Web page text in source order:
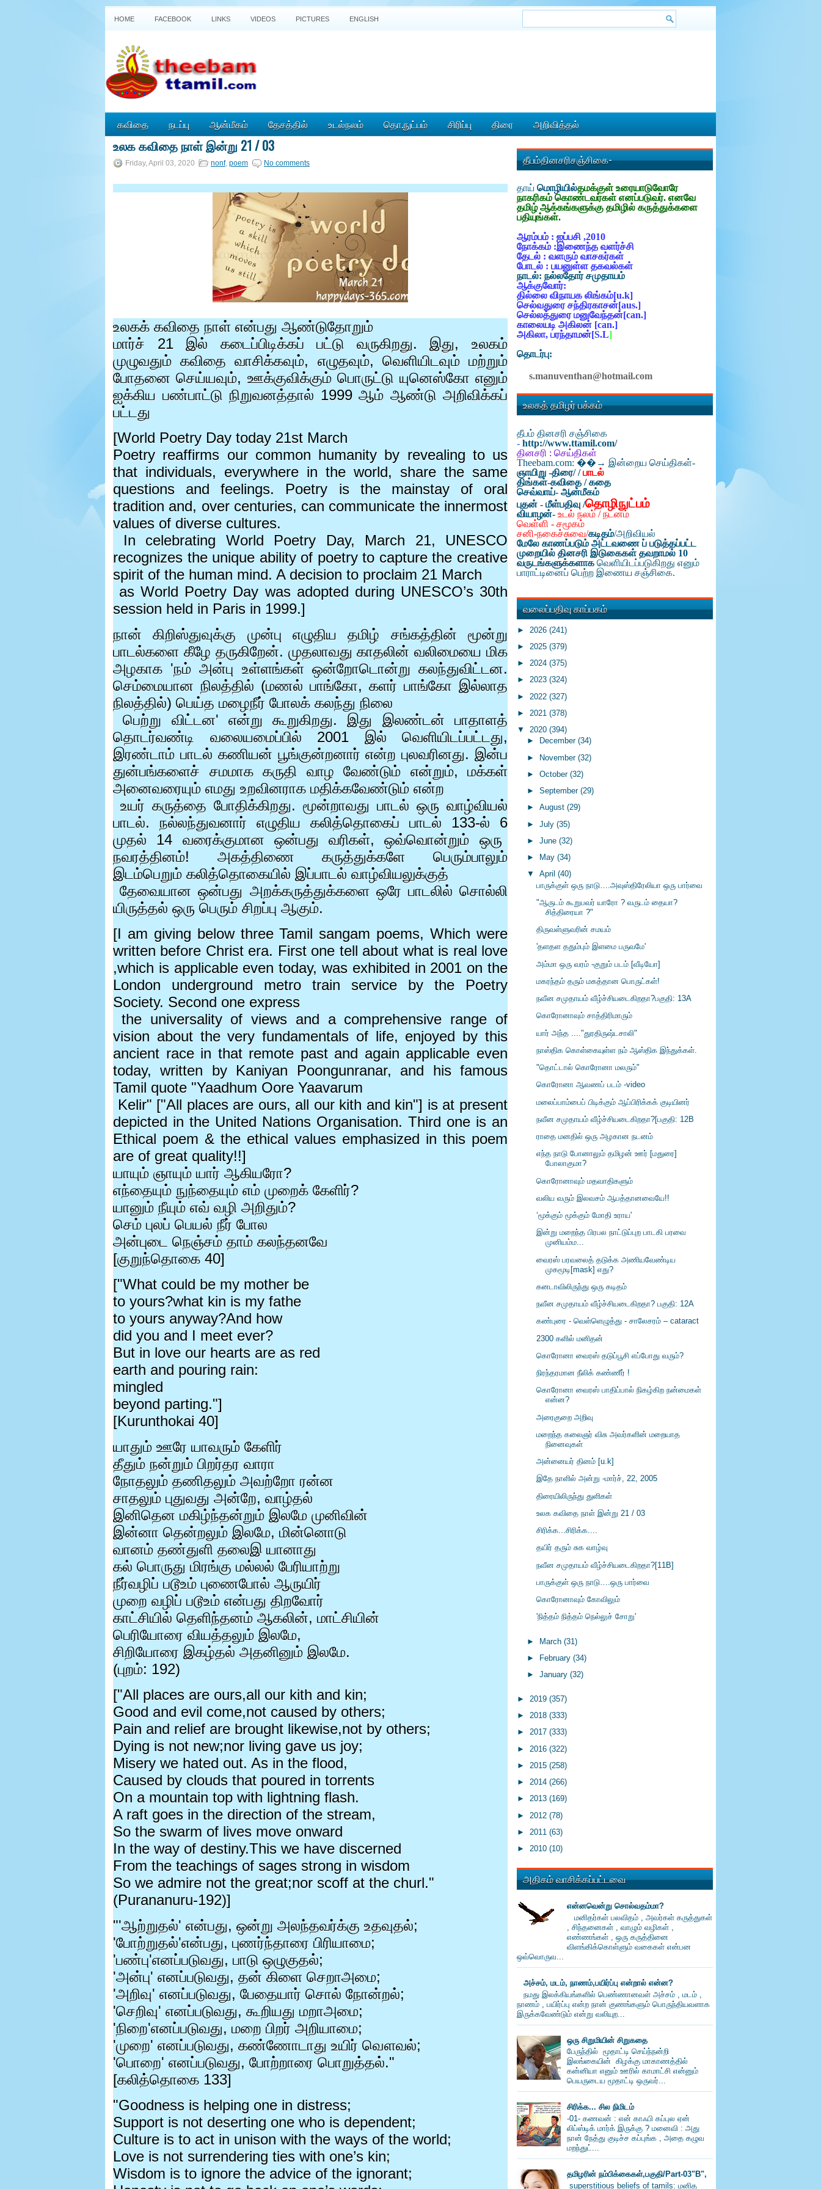
HOME FACEBOOK LINKS VIDEOS PICTURES ENGLISH
கவிதை நடப்பு ஆன்மீகம் தேசத்தில் உடல்நலம் தொ.நுட்பம் சிரிப்பு திரை அறிவித்தல்
Pஉலக கவிதை நாள் இன்று 21 / 03
Friday, April 03, 2020 nonf, poem No comments
உலகக் கவிதை நாள் என்பது ஆண்டுதோறும்
மார்ச் 21இல் கடைப்பிடிக்கப் பட்டு வருகிறது. இது,உலகம்
முழுவதும் கவிதை வாசிக்கவும், எழுதவும், வெளியிடவும் மற்றும்
போதனை செய்யவும், ஊக்குவிக்கும் பொருட்டு யுனெஸ்கோ எனும்
ஐக்கிய பண்பாட்டு நிறுவனத்தால் 1999ஆம் ஆண்டு அறிவிக்கப்
பட்டது
[World Poetry Day today 21st March
Poetry reaffirms our common humanity by revealing to us
that individuals, everywhere in the world, share the same
questions and feelings. Poetry is the mainstay of oral
tradition and, over centuries, can communicate the innermost
values of diverse cultures.
In celebrating World Poetry Day, March 21, UNESCO
recognizes the unique ability of poetry to capture the creative
spirit of the human mind. A decision to proclaim 21 March
as World Poetry Day was adopted during UNESCO’s 30th
session held in Paris in 1999.]
நான் கிறிஸ்துவுக்கு முன்பு எழுதிய தமிழ் சங்கத்தின் மூன்று
பாடல்களை கீழே தருகிறேன். முதலாவது காதலின் வலிமையை மிக
அழகாக 'நம் அன்பு உள்ளங்கள் ஒன்றோடொன்று கலந்துவிட்டன.
செம்மையான நிலத்தில் (மணல் பாங்கோ, களர் பாங்கோ இல்லாத
நிலத்தில்) பெய்த மழைநீர் போலக் கலந்து நிலை
பெற்று விட்டன' என்று கூறுகிறது. இது இலண்டன் பாதாளத்
தொடர்வண்டி வலையமைப்பில் 2001 இல் வெளியிடப்பட்டது,
இரண்டாம் பாடல் கணியன் பூங்குன்றனார் என்ற புலவரினது. இன்ப
துன்பங்களைச் சமமாக கருதி வாழ வேண்டும் என்றும், மக்கள்
அனைவரையும் எமது உறவினராக மதிக்கவேண்டும் என்ற
உயர் கருத்தை போதிக்கிறது. மூன்றாவது பாடல் ஒரு வாழ்வியல்
பாடல். நல்லந்துவனார் எழுதிய கலித்தொகைப் பாடல் 133-ல் 6
முதல் 14 வரைக்குமான ஒன்பது வரிகள்,ஒவ்வொன்றும் ஒரு
நவரத்தினம்! அகத்திணை கருத்துக்களே பெரும்பாலும்
இடம்பெறும் கலித்தொகையில் இப்பாடல் வாழ்வியலுக்குத்
தேவையான ஒன்பது அறக்கருத்துக்களை ஒரே பாடலில் சொல்லி
யிருத்தல் ஒரு பெரும் சிறப்பு ஆகும்.
[I am giving below three Tamil sangam poems, Which were
written before Christ era. First one tell about what is real love
,which is applicable even today, was exhibited in 2001 on the
London underground metro train service by the Poetry
Society. Second one express
the universality of views and a comprehensive range of
vision about the very fundamentals of life, enjoyed by this
ancient race in that remote past and again applicable even
today, written by Kaniyan Poongunranar, and his famous
Tamil quote "Yaadhum Oore Yaavarum
Kelir" ["All places are ours, all our kith and kin"] is at present
depicted in the United Nations Organisation. Third one is an
Ethical poem & the ethical values emphasized in this poem
are of great quality!!]
யாயும் ஞாயும் யார் ஆகியரோ?
எந்தையும் நுந்தையும் எம் முறைக் கேளிர்?
யானும் நீயும் எவ் வழி அறிதும்?
செம் புலப் பெயல் நீர் போல
அன்புடை நெஞ்சம் தாம் கலந்தனவே
[குறுந்தொகை 40]
["What could be my mother be
to yours?what kin is my fathe
to yours anyway?And how
did you and I meet ever?
But in love our hearts are as red
earth and pouring rain:
mingled
beyond parting."]
[Kurunthokai 40]
யாதும் ஊரே யாவரும் கேளிர்
தீதும் நன்றும் பிறர்தர வாரா
நோதலும் தணிதலும் அவற்றோ ரன்ன
சாதலும் புதுவது அன்றே, வாழ்தல்
இனிதென மகிழ்ந்தன்றும் இலமே முனிவின்
இன்னா தென்றலும் இலமே, மின்னொடு
வானம் தண்துளி தலைஇ யானாது
கல் பொருது மிரங்கு மல்லல் பேரியாற்று
நீர்வழிப் படூஉம் புணைபோல் ஆருயிர்
முறை வழிப் படூஉம் என்பது திறவோர்
காட்சியில் தெளிந்தனம் ஆகலின், மாட்சியின்
பெரியோரை வியத்தலும் இலமே,
சிறியோரை இகழ்தல் அதனினும் இலமே.
(புறம்: 192)
["All places are ours,all our kith and kin;
Good and evil come,not caused by others;
Pain and relief are brought likewise,not by others;
Dying is not new;nor living gave us joy;
Misery we hated out. As in the flood,
Caused by clouds that poured in torrents
On a mountain top with lightning flash.
A raft goes in the direction of the stream,
So the swarm of lives move onward
In the way of destiny.This we have discerned
From the teachings of sages strong in wisdom
So we admire not the great;nor scoff at the churl."
(Purananuru-192)]
"'ஆற்றுதல்' என்பது, ஒன்று அலந்தவர்க்கு உதவுதல்;
'போற்றுதல்'என்பது, புணர்ந்தாரை பிரியாமை;
'பண்பு'எனப்படுவது, பாடு ஒழுகுதல்;
'அன்பு' எனப்படுவது, தன் கிளை செறாஅமை;
'அறிவு' எனப்படுவது, பேதையார் சொல் நோன்றல்;
'செறிவு' எனப்படுவது, கூறியது மறாஅமை;
'நிறை'எனப்படுவது, மறை பிறர் அறியாமை;
'முறை' எனப்படுவது, கண்ணோடாது உயிர் வௌவல்;
'பொறை' எனப்படுவது, போற்றாரை பொறுத்தல்."
[கலித்தொகை 133]
"Goodness is helping one in distress;
Support is not deserting one who is dependent;
Culture is to act in unison with the ways of the world;
Love is not surrendering ties with one’s kin;
Wisdom is to ignore the advice of the ignorant;
தீபம்தினசரிசஞ்சிகை-
தாய் மொழியில்தமக்குள் உரையாடுவோரே
நாகரிகம் கொண்டவர்கள் எனப்படுவர். எனவே
தமிழ் ஆக்கங்களுக்கு தமிழில் கருத்துக்களை
பதியுங்கள்.
ஆரம்பம் : ஐப்பசி ,2010
நோக்கம் :இணைந்த வளர்ச்சி
தேடல் : வளரும் வாசகர்கள்
போடல் : பயனுள்ள தகவல்கள்
நாடல்: நல்லதோர் சமுதாயம்
ஆக்குவோர்:
தில்லை விநாயக லிங்கம்[u.k]
செல்வதுரை சந்திரகாசன்[aus.]
செல்லத்துரை மனுவேந்தன்[can.]
காலையடி அகிலன் [can.]
அகிலா, பரந்தாமன்[S.L]
தொடர்பு:
s.manuventhan@hotmail.com
உலகத் தமிழர் பக்கம்
தீபம் தினசரி சஞ்சிகை
- http://www.ttamil.com/
தினசரி : செய்திகள்
Theebam.com: ��→ இன்றைய செய்திகள்-
ஞாயிறு -திரை//பாடல்
திங்கள்-கவிதை / கதை
செவ்வாய்- ஆன்மீகம்
புதன் - மீள்பதிவு /தொழிநுட்பம்
வியாழன்- உடல் நலம் / நடனம்
வெள்ளி - சமூகம்
சனி-நகைச்சுவை/கடிதம்/அறிவியல்
மேலே காணப்படும் அட்டவணை ப் படுத்தப்பட்ட
முறையில் தினசரி இடுகைகள் தவறாமல் 10
வருடங்களுக்களாக வெளியிடப்படுகிறது எனும்
பாராட்டினைப் பெற்ற இணைய சஞ்சிகை.
வலைப்பதிவு காப்பகம்
► 2026 (241)
► 2025 (379)
► 2024 (375)
► 2023 (324)
► 2022 (327)
► 2021 (378)
▼ 2020 (394)
►
December (34)
► November (32)
► October (32)
► September (29)
► August (29)
► July (35)
► June (32)
►
May (34)
▼ April (40)
பாருக்குள் ஒரு நாடு….அவுஸ்திரேலியா ஒரு பார்வை
"ஆருடம் கூறுபவர் யாரோ ? வருடம் தையா?
சித்திரையா ?"
திருவள்ளுவரின் சமயம்
'தளதள ததும்பும் இளமை பருவமே'
அம்மா ஒரு வரம் -குறும் படம் [வீடியோ]
மகரந்தம் தரும் மகத்தான பொருட்கள்!
நவீன சமுதாயம் வீழ்ச்சியடைகிறதா?பகுதி: 13A
கொரோனாவும் சாத்திரிமாரும்
யார் அந்த ...."துரதிருஷ்டசாலி"
நாஸ்திக கொள்கையுள்ள நம் ஆஸ்திக இந்துக்கள்.
"தொட்டால் கொரோனா மலரும்"
கொரோனா ஆவணப் படம் -video
மலைப்பாம்பைப் பிடிக்கும் ஆப்பிரிக்கக் குடியினர்
நவீன சமுதாயம் வீழ்ச்சியடைகிறதா?[பகுதி: 12B
ராதை மனதில் ஒரு அழகான நடனம்
எந்த நாடு போனாலும் தமிழன் ஊர் [மதுரை]
போலாகுமா?
கொரோனாவும் மதவாதிகளும்
வலிய வரும் இலவசம் ஆபத்தானவையே!!
‘மூக்கும் மூக்கும் மோதி உராய'
இன்று மறைந்த பிரபல நாட்டுப்புற பாடகி பரவை
முனியம்ம...
வைரஸ் பரவலைத் தடுக்க அணியவேண்டிய
முகமூடி[mask] எது?
கனடாவிலிருந்து ஒரு கடிதம்
நவீன சமுதாயம் வீழ்ச்சியடைகிறதா? பகுதி: 12A
கண்புரை - வெள்ளெழுத்து - சாலேசரம் – cataract
2300 களில் மனிதன்
கொரோனா வைரஸ் தடுப்பூசி எப்போது வரும்?
நிரந்தரமான நீலிக் கண்ணீர் !
கொரோனா வைரஸ் பாதிப்பால் நிகழ்கிற நன்மைகள்
என்ன?
அரைகுறை அறிவு
மறைந்த கலைஞர் விசு அவர்களின் மறையாத
நினைவுகள்
அன்னையர் தினம் [u.k]
இதே நாளில் அன்று -மார்ச், 22, 2005
திரையிலிருந்து துளிகள்
உலக கவிதை நாள் இன்று 21 / 03
சிரிக்க...சிரிக்க....
தயிர் தரும் சுக வாழ்வு
நவீன சமுதாயம் வீழ்ச்சியடைகிறதா?[11B]
பாருக்குள் ஒரு நாடு….ஒரு பார்வை
கொரோனாவும் கோவிலும்
'நித்தம் நித்தம் நெல்லுச் சோறு'
► March (31)
►
February (34)
► January (32)
► 2019 (357)
► 2018 (333)
► 2017 (333)
► 2016 (322)
► 2015 (258)
► 2014 (266)
► 2013 (169)
► 2012 (78)
► 2011 (63)
► 2010 (10)
அதிகம் வாசிக்கப்பட்டவை
என்னவென்று சொல்வதம்மா?
மனிதர்கள் பலவிதம் , அவர்கள் கருத்துகள்
, சிந்தனைகள் , வாழும் வழிகள் ,
எண்ணங்கள் , ஒரு கருத்தினை
விளங்கிக்கொள்ளும் வகைகள் என்பன
ஒவ்வொருவ...
அச்சம், மடம், நாணம்,பயிர்ப்பு என்றால் என்ன?
நமது இலக்கியங்களில் பெண்ணானவள் அச்சம் , மடம் ,
நாணம் , பயிர்ப்பு என்ற நான் குணங்களும் பொருந்தியவளாக
இருக்கவேண்டும் என்று வலியுற...
ஒரு சிறுமியின் சிறுகதை
பேருந்தில் மூதாட்டி செய்ந்நன்றி
இலங்கையின் கிழக்கு மாகாணத்தில்
கன்னியா எனும் ஊரில் காமாட்சி என்னும்
பெயருடைய மூதாட்டி ஒருவர்...
சிரிக்க... சில நிமிடம்
-01- கணவன் : என் காஃபி கப்புல ஏன்
லிப்ஸ்டிக் மார்க் இருக்கு ? மனைவி : அது
நான் நேத்து குடிச்ச கப்புங்க , அதை கழுவ
மறந்துட்...
தமிழரின் நம்பிக்கைகள்,பகுதி/Part-03"B",
superstitious beliefs of tamils: மனித